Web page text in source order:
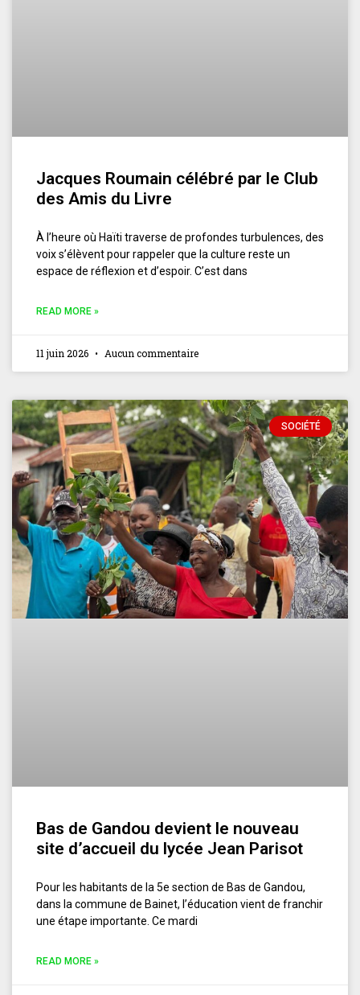
Jacques Roumain célébré par le Club
des Amis du Livre
À l’heure où Haïti traverse de profondes turbulences, des
voix s’élèvent pour rappeler que la culture reste un
espace de réflexion et d’espoir. C’est dans
READ MORE »
11 juin 2026 Aucun commentaire
SOCIÉTÉ
Bas de Gandou devient le nouveau
site d’accueil du lycée Jean Parisot
Pour les habitants de la 5e section de Bas de Gandou,
dans la commune de Bainet, l’éducation vient de franchir
une étape importante. Ce mardi
READ MORE »